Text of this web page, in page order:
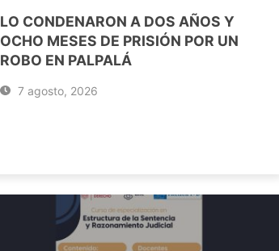
LO CONDENARON A DOS AÑOS Y
OCHO MESES DE PRISIÓN POR UN
ROBO EN PALPALÁ
7 agosto, 2026